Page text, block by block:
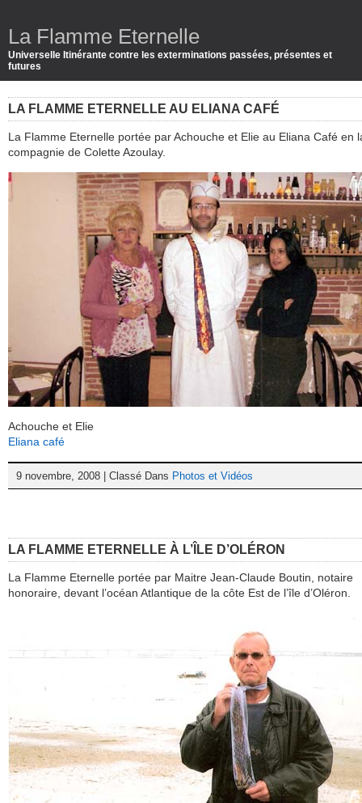
La Flamme Eternelle
Universelle Itinérante contre les exterminations passées, présentes et
futures
LA FLAMME ETERNELLE AU ELIANA CAFÉ
La Flamme Eternelle portée par Achouche et Elie au Eliana Café en
compagnie de Colette Azoulay.
Achouche et Elie
Eliana café
9 novembre, 2008 | Classé Dans Photos et Vidéos
LA FLAMME ETERNELLE À L’ÎLE D’OLÉRON
La Flamme Eternelle portée par Maitre Jean-Claude Boutin, notaire
honoraire, devant l’océan Atlantique de la côte Est de l’île d’Oléron.